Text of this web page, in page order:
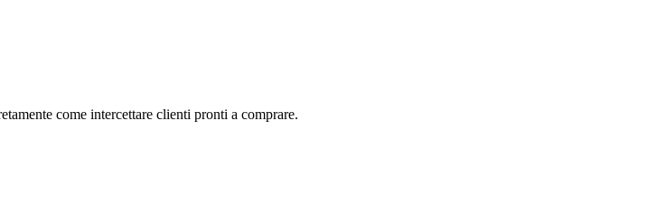
come intercettare clienti pronti a comprare.